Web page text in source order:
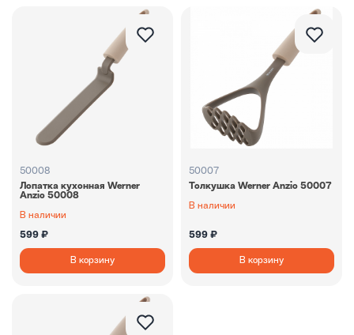
50008
Лопатка кухонная Werner
Anzio 50008
В наличии
599 ₽
В корзину
50007
Толкушка Werner Anzio 50007
В наличии
599 ₽
В корзину